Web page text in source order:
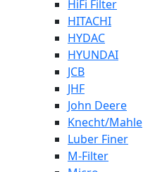
HiFi Filter
HITACHI
HYDAC
HYUNDAI
JCB
JHF
John Deere
Knecht/Mahle
Luber Finer
M-Filter